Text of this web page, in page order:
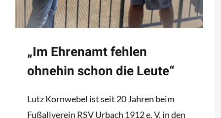
„Im Ehrenamt fehlen
ohnehin schon die Leute“
Lutz Kornwebel ist seit 20 Jahren beim
Fußallverein RSV Urbach 1912 e. V. in den